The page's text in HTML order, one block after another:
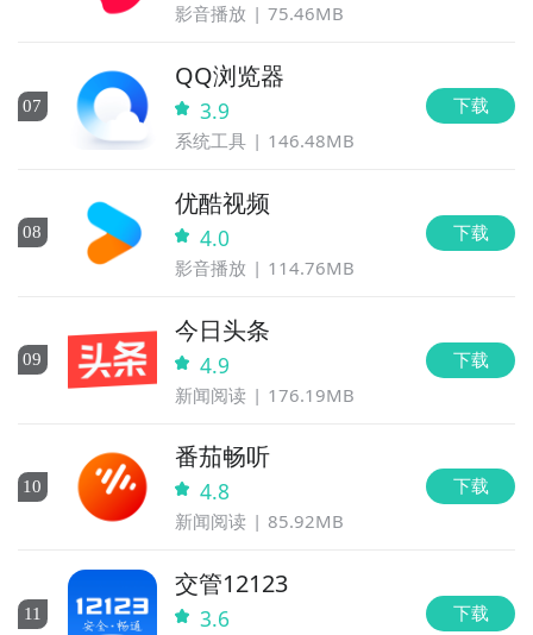
影音播放 75.46MB
07
QQ浏览器
3.9
系统工具 146.48MB
下载
08
优酷视频
4.0
影音播放 114.76MB
下载
09
今日头条
4.9
新闻阅读 176.19MB
下载
10
番茄畅听
4.8
新闻阅读 85.92MB
下载
11
交管12123
3.6 下载